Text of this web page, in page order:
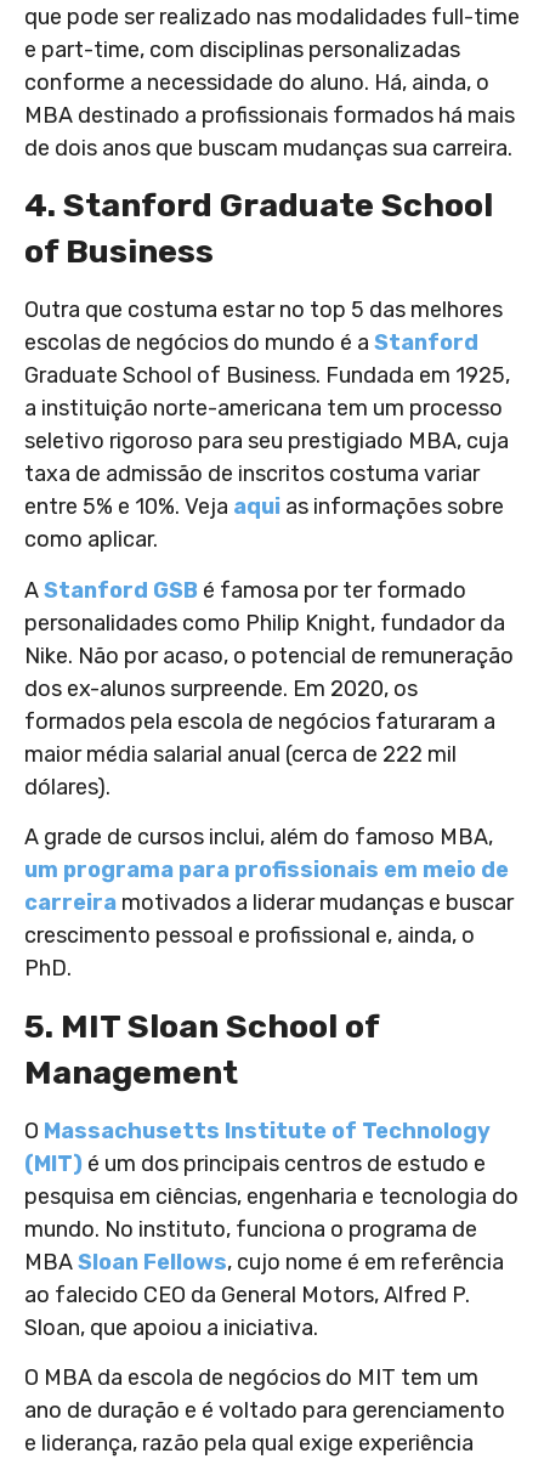
que pode ser realizado nas modalidades full-time
e part-time, com disciplinas personalizadas
conforme a necessidade do aluno. Há, ainda, o
MBA destinado a profissionais formados há mais
de dois anos que buscam mudanças sua carreira.
4. Stanford Graduate School
of Business
Outra que costuma estar no top 5 das melhores
escolas de negócios do mundo é a Stanford
Graduate School of Business. Fundada em 1925,
a instituição norte-americana tem um processo
seletivo rigoroso para seu prestigiado MBA, cuja
taxa de admissão de inscritos costuma variar
entre 5% e 10%. Veja aqui as informações sobre
como aplicar.
AStanford GSB é famosa por ter formado
personalidades como Philip Knight, fundador da
Nike. Não por acaso, o potencial de remuneração
dos ex-alunos surpreende. Em 2020, os
formados pela escola de negócios faturaram a
maior média salarial anual (cerca de 222 mil
dólares).
A grade de cursos inclui, além do famoso MBA,
um programa para profissionais em meio de
carreira motivados a liderar mudanças e buscar
crescimento pessoal e profissional e, ainda, o
PhD.
5. MIT Sloan School of
Management
O Massachusetts Institute of Technology
(MIT) é um dos principais centros de estudo e
pesquisa em ciências, engenharia e tecnologia do
mundo. No instituto, funciona o programa de
MBASloan Fellows, cujo nome é em referência
ao falecido CEO da General Motors, Alfred P.
Sloan, que apoiou a iniciativa.
O MBA da escola de negócios do MIT tem um
ano de duração e é voltado para gerenciamento
e liderança, razão pela qual exige experiência